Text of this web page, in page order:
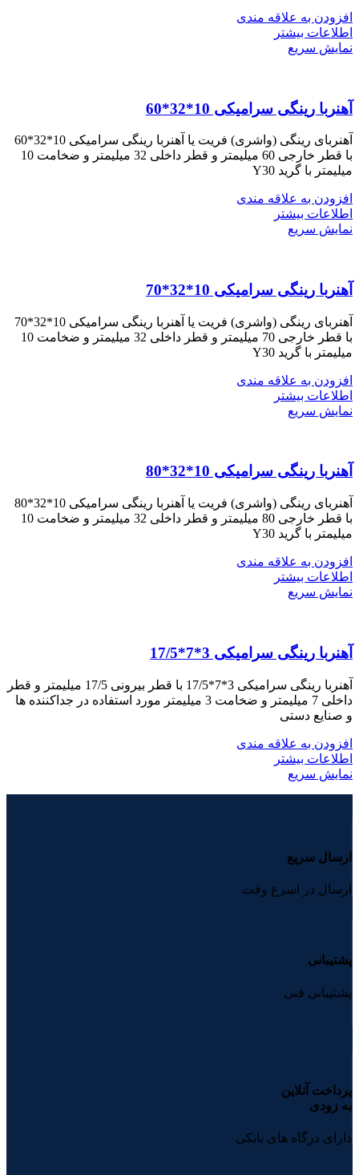
افزودن به علاقه مندی
اطلاعات بیشتر
نمایش سریع
آهنربا رینگی سرامیکی 10*32*60
آهنربای رینگی (واشری) فریت یا آهنربا رینگی سرامیکی 10*32*60
با قطر خارجی 60 میلیمتر و قطر داخلی 32 میلیمتر و ضخامت 10
میلیمتر با گرید Y30
افزودن به علاقه مندی
اطلاعات بیشتر
نمایش سریع
آهنربا رینگی سرامیکی 10*32*70
آهنربای رینگی (واشری) فریت یا آهنربا رینگی سرامیکی 10*32*70
با قطر خارجی 70 میلیمتر و قطر داخلی 32 میلیمتر و ضخامت 10
میلیمتر با گرید Y30
افزودن به علاقه مندی
اطلاعات بیشتر
نمایش سریع
آهنربا رینگی سرامیکی 10*32*80
آهنربای رینگی (واشری) فریت یا آهنربا رینگی سرامیکی 10*32*80
با قطر خارجی 80 میلیمتر و قطر داخلی 32 میلیمتر و ضخامت 10
میلیمتر با گرید Y30
افزودن به علاقه مندی
اطلاعات بیشتر
نمایش سریع
آهنربا رینگی سرامیکی 3*7*17/5
آهنربا رینگی سرامیکی 3*7*17/5 با قطر بیرونی 17/5 میلیمتر و قطر
داخلی 7 میلیمتر و ضخامت 3 میلیمتر مورد استفاده در جداکننده ها
و صنایع دستی
افزودن به علاقه مندی
اطلاعات بیشتر
نمایش سریع
ارسال سریع
ارسال در اسرع وقت
پشتیبانی
پشتیبانی فنی
پرداخت آنلاین
به زودی
دارای درگاه های بانکی